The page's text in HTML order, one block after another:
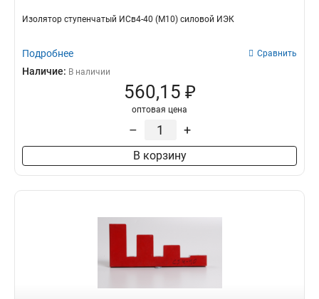
ИС2-25 2
Изолятор ступенчатый ИСв4-40 (М10) силовой ИЭК
Подробнее Сравнить
Наличие: В наличии
560,15 ₽
оптовая цена
– +
В корзину